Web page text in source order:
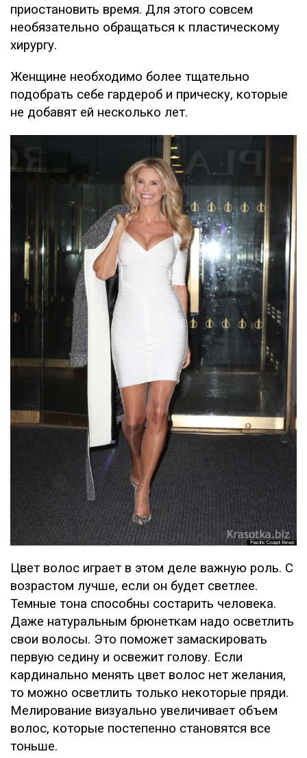
приостановить время. Для этого совсем
необязательно обращаться к пластическому
хирургу.
Женщине необходимо более тщательно
подобрать себе гардероб и прическу, которые
не добавят ей несколько лет.
Цвет волос играет в этом деле важную роль. С
возрастом лучше, если он будет светлее.
Темные тона способны состарить человека.
Даже натуральным брюнеткам надо осветлить
свои волосы. Это поможет замаскировать
первую седину и освежит голову. Если
кардинально менять цвет волос нет желания,
то можно осветлить только некоторые пряди.
Мелирование визуально увеличивает объем
волос, которые постепенно становятся все
тоньше.